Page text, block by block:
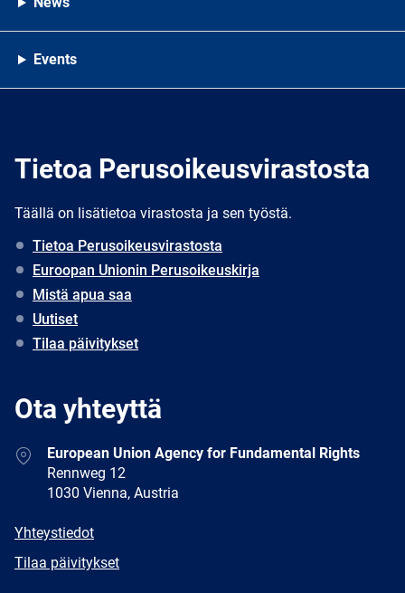
Events
Tietoa Perusoikeusvirastosta
Täällä on lisätietoa virastosta ja sen työstä.
Tietoa Perusoikeusvirastosta
Euroopan Unionin Perusoikeuskirja
Mistä apua saa
Uutiset
Tilaa päivitykset
Ota yhteyttä
AddressEuropean Union Agency for Fundamental Rights
Rennweg 12
1030 Vienna, Austria
E-
Yhteystiedot
Newsletter
Tilaa päivitykset